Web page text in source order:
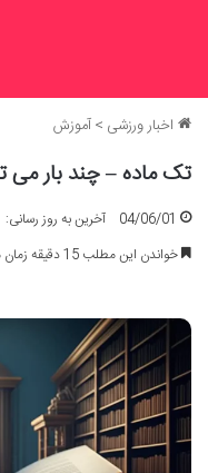
اخبار ورزشی >آموزش
تک ماده – چند بار می
04/06/01
آخرین به روز رسانی: 04/06/01
خواندن این مطلب 15 دقیقه زمان میبرد